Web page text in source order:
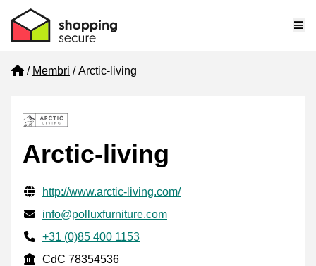
Home
Membri Arctic-living
Arctic-living
Informazioni di contatto verificate
Website URL
http://www.arctic-living.com/
Mail
info@polluxfurniture.com
Phone number
+31 (0)85 400 1153
CdC
CdC 78354536